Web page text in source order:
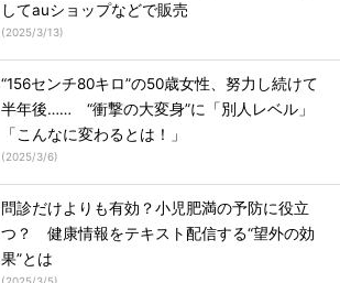
してauショップなどで販売
(2025/3/13)
“156センチ80キロ”の50歳女性、努力し続けて
半年後…… “衝撃の大変身”に「別人レベル」
「こんなに変わるとは！」
(2025/3/6)
問診だけよりも有効？小児肥満の予防に役立
つ？ 健康情報をテキスト配信する“望外の効
果”とは